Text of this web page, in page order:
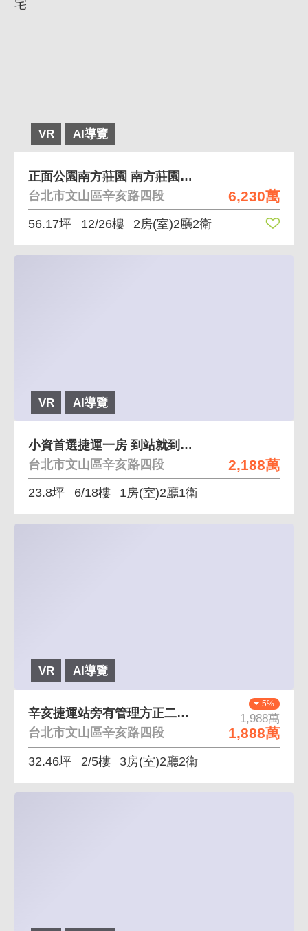
VR AI導覽
6,230萬
正面公園南方莊園 南方莊園正面公園101景觀美宅
台北市文山區辛亥路四段
56.17坪 12/26樓 2房(室)2廳2衛
VR AI導覽
2,188萬
小資首選捷運一房 到站就到家一房兩廳一衛浴
台北市文山區辛亥路四段
23.8坪 6/18樓 1房(室)2廳1衛
VR AI導覽
5%
1,988萬
1,888萬
辛亥捷運站旁有管理方正二樓 近捷運 鄰未來公園 有
台北市文山區辛亥路四段
32.46坪 2/5樓 3房(室)2廳2衛